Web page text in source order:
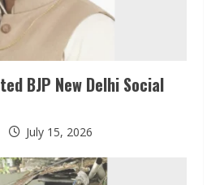
BJP New Delhi Social
July 15, 2026